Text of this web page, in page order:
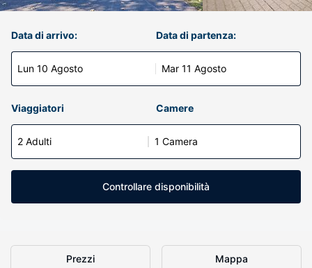
Data di arrivo:
Lun 10 Agosto
Data di partenza:
Mar 11 Agosto
Viaggiatori Camere
2 Adulti 1 Camera
Controllare disponibilità
Prezzi Mappa